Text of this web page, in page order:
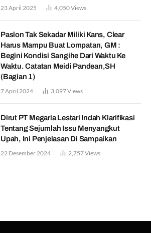
23 April 2025 4,050Views
Paslon Tak Sekadar Miliki Kans, Clear
Harus Mampu Buat Lompatan, GM :
Begini Kondisi Sangihe Dari Waktu Ke
Waktu. Catatan Meidi Pandean,SH
(Bagian 1)
7 April 2024 3,097Views
Dirut PT Megaria Lestari Indah Klarifikasi
Tentang Sejumlah Issu Menyangkut
Upah, Ini Penjelasan Di Sampaikan
22 Desember 2024 2,757Views